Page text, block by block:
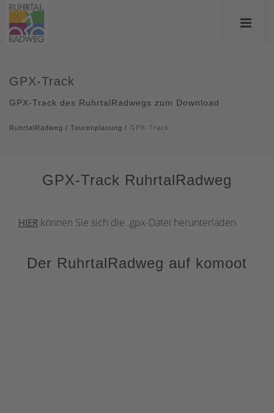
GPX-Track
GPX-Track des RuhrtalRadwegs zum Download
RuhrtalRadweg / Tourenplanung / GPX-Track
GPX-Track RuhrtalRadweg
HIER können Sie sich die .gpx-Datei herunterladen.
Der RuhrtalRadweg auf komoot